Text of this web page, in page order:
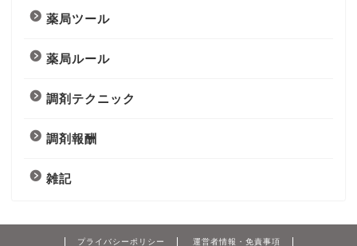
薬局ツール
薬局ルール
調剤テクニック
調剤報酬
雑記
プライバシーポリシー 運営者情報・免責事項